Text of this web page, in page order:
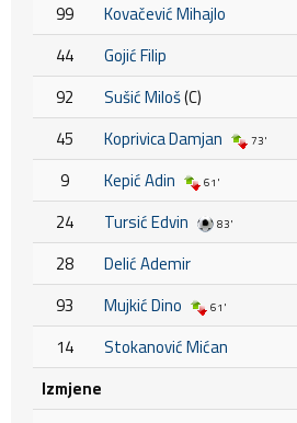
99
Kovačević Mihajlo
44
Gojić Filip
92
Sušić Miloš(C)
45
Koprivica Damjan 73'
9 Kepić Adin 61'
24 Tursić Edvin 83'
28
Delić Ademir
93
Mujkić Dino 61'
14
Stokanović Mićan
Izmjene